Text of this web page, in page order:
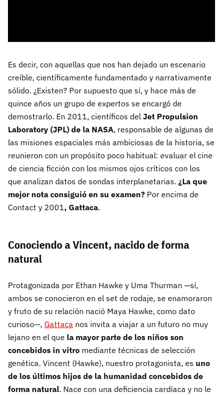
Es decir, con aquellas que nos han dejado un escenario
creíble, científicamente fundamentado y narrativamente
sólido. ¿Existen? Por supuesto que sí, y hace más de
quince años un grupo de expertos se encargó de
demostrarlo. En 2011, científicos del Jet Propulsion
Laboratory (JPL) de la NASA, responsable de algunas de
las misiones espaciales más ambiciosas de la historia, se
reunieron con un propósito poco habitual: evaluar el cine
de ciencia ficción con los mismos ojos críticos con los
que analizan datos de sondas interplanetarias. ¿La que
mejor nota consiguió en su examen? Por encima de
Contact y 2001, Gattaca.
Conociendo a Vincent, nacido de forma
natural
Protagonizada por Ethan Hawke y Uma Thurman —sí,
ambos se conocieron en el set de rodaje, se enamoraron
y fruto de su relación nació Maya Hawke, como dato
curioso—, Gattaca nos invita a viajar a un futuro no muy
lejano en el que la mayor parte de los niños son
concebidos in vitro mediante técnicas de selección
genética. Vincent (Hawke), nuestro protagonista, es uno
de los últimos hijos de la humanidad concebidos de
forma natural. Nace con una deficiencia cardíaca y no le